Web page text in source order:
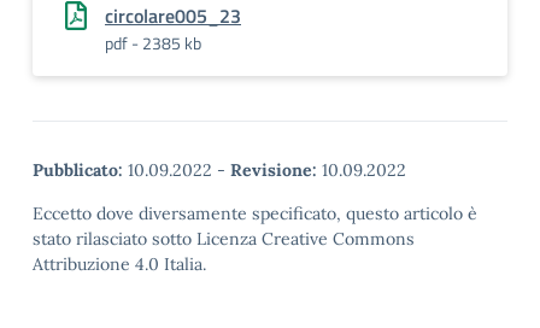
circolare005_23
pdf - 2385 kb
Pubblicato: 10.09.2022 - Revisione: 10.09.2022
Eccetto dove diversamente specificato, questo articolo è
stato rilasciato sotto Licenza Creative Commons
Attribuzione 4.0 Italia.